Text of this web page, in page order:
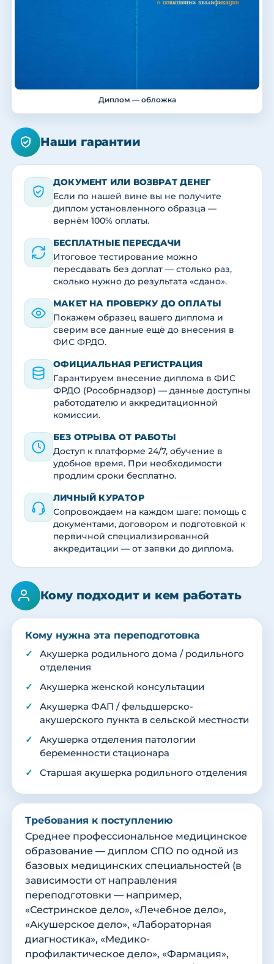
Диплом — обложка
Наши гарантии
ДОКУМЕНТ ИЛИ ВОЗВРАТ ДЕНЕГ
Если по нашей вине вы не получите
диплом установленного образца —
вернём 100% оплаты.
БЕСПЛАТНЫЕ ПЕРЕСДАЧИ
Итоговое тестирование можно
пересдавать без доплат — столько раз,
сколько нужно до результата «сдано».
МАКЕТ НА ПРОВЕРКУ ДО ОПЛАТЫ
Покажем образец вашего диплома и
сверим все данные ещё до внесения в
ФИС ФРДО.
ОФИЦИАЛЬНАЯ РЕГИСТРАЦИЯ
Гарантируем внесение диплома в ФИС
ФРДО (Рособрнадзор) — данные доступны
работодателю и аккредитационной
комиссии.
БЕЗ ОТРЫВА ОТ РАБОТЫ
Доступ к платформе 24/7, обучение в
удобное время. При необходимости
продлим сроки бесплатно.
ЛИЧНЫЙ КУРАТОР
Сопровождаем на каждом шаге: помощь с
документами, договором и подготовкой к
первичной специализированной
аккредитации — от заявки до диплома.
Кому подходит и кем работать
Кому нужна эта переподготовка
Акушерка родильного дома / родильного
отделения
Акушерка женской консультации
Акушерка ФАП / фельдшерско-
акушерского пункта в сельской местности
Акушерка отделения патологии
беременности стационара
Старшая акушерка родильного отделения
Требования к поступлению
Среднее профессиональное медицинское
образование — диплом СПО по одной из
базовых медицинских специальностей (в
зависимости от направления
переподготовки — например,
«Сестринское дело», «Лечебное дело»,
«Акушерское дело», «Лабораторная
диагностика», «Медико-
профилактическое дело», «Фармация»,